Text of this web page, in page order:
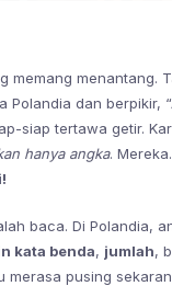
memang menantang.
Polandia dan berpikir,
siap tertawa getir.
hanya angka.
baca. Di Polandia,
kata benda, jumlah,
merasa pusing